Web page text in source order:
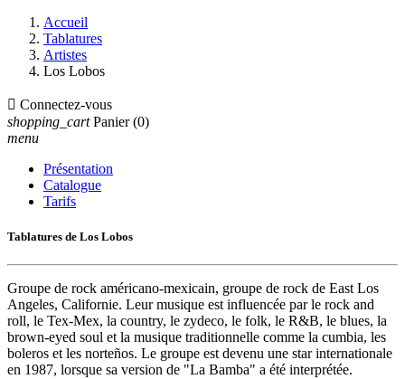
Accueil
Tablatures
Artistes
Los Lobos
 Connectez-vous
shopping_cart Panier (0)
menu
Présentation
Catalogue
Tarifs
Tablatures de Los Lobos
Groupe de rock américano-mexicain, groupe de rock de East Los
Angeles, Californie. Leur musique est influencée par le rock and
roll, le Tex-Mex, la country, le zydeco, le folk, le R&B, le blues, la
brown-eyed soul et la musique traditionnelle comme la cumbia, les
boleros et les norteños. Le groupe est devenu une star internationale
en 1987, lorsque sa version de "La Bamba" a été interprétée.